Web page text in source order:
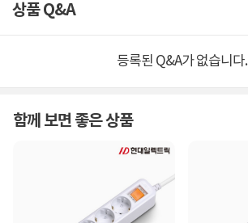
상품 Q&A
등록된 Q&A가 없습니다.
함께 보면 좋은 상품